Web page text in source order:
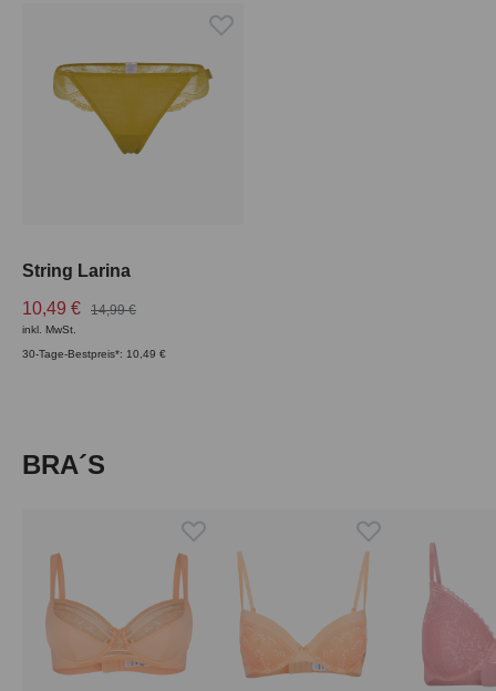
String Larina
10,49 €
14,99 €
inkl. MwSt.
30-Tage-Bestpreis*: 10,49 €
Produktgalerie überspringen
BRA´S